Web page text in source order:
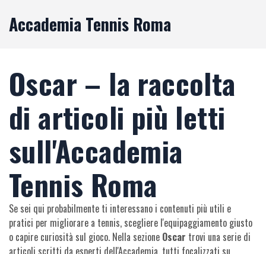
Accademia Tennis Roma
Oscar – la raccolta
di articoli più letti
sull'Accademia
Tennis Roma
Se sei qui probabilmente ti interessano i contenuti più utili e
pratici per migliorare a tennis, scegliere l'equipaggiamento giusto
o capire curiosità sul gioco. Nella sezione Oscar trovi una serie di
articoli scritti da esperti dell'Accademia, tutti focalizzati su